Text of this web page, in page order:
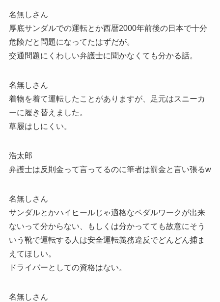
名無しさん
厚底サンダルでの運転とか西暦2000年前後の日本で十分
危険だと問題になってたはずだが。
交通問題にくわしい弁護士に聞かなくても分かる話。
名無しさん
着物を着て運転したことがありますが、足元はスニーカ
ーに履き替えました。
草履はしにくい。
浩太郎
弁護士は反則金って言ってるのに筆者は罰金と言い張るw
名無しさん
サンダルとかハイヒールじゃ適格なペダルワークが出来
ないって分からない、もしくは分かってても故意にそう
いう靴で運転する人は安全運転義務違反でどんどん捕ま
えてほしい。
ドライバーとしての資格はない。
名無しさん